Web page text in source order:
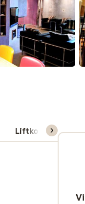
Liftkort/skileje/